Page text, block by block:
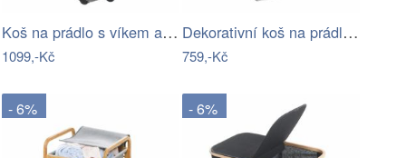
Koš na prádlo s víkem a kolečky, úzká…
1099,-Kč
Dekorativní koš na prádlo Adria WENKO…
759,-Kč
- 6% - 6%